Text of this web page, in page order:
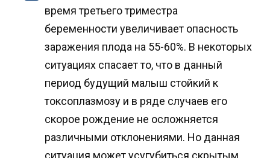
время третьего триместра
беременности увеличивает опасность
заражения плода на 55-60%. В некоторых
ситуациях спасает то, что в данный
период будущий малыш стойкий к
токсоплазмозу и в ряде случаев его
скорое рождение не осложняется
различными отклонениями. Но данная
ситуация может усугубиться скрытым